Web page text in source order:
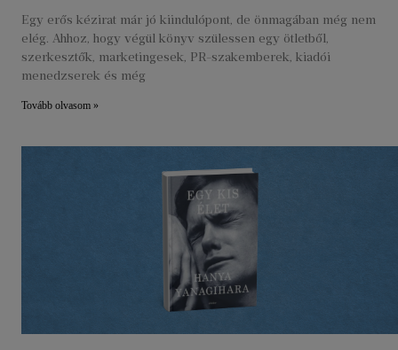
Egy erős kézirat már jó kiindulópont, de önmagában még nem
elég. Ahhoz, hogy végül könyv szülessen egy ötletből,
szerkesztők, marketingesek, PR-szakemberek, kiadói
menedzserek és még
Tovább olvasom »